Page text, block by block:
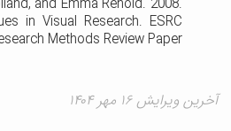
and Emma Renold. 2008.
in Visual Research. ESRC
Methods Review Paper.
آخرین ویرایش ۱۶ مهر ۱۴۰۴